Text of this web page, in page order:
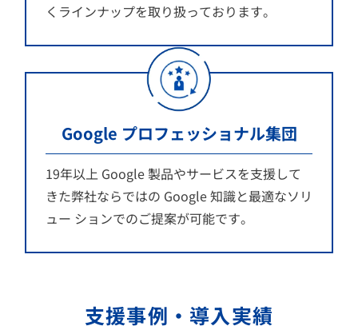
くラインナップを取り扱っております。
Google プロフェッショナル集団
19年以上 Google 製品やサービスを支援して
きた弊社ならではの Google 知識と最適なソリ
ュー ションでのご提案が可能です。
支援事例・導入実績